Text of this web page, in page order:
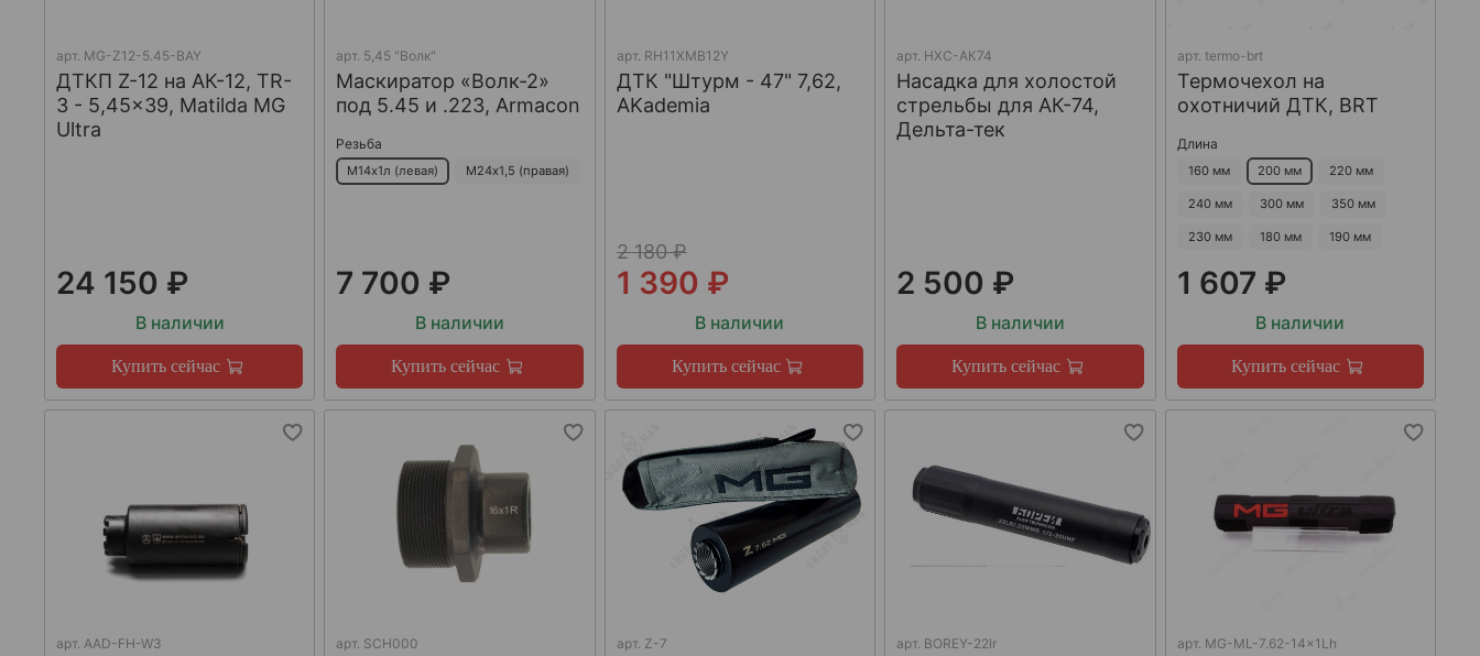
арт. MG-Z12-5.45-BAY
ДТКП Z-12 на АК-12, TR-
3 - 5,45x39, Matilda MG
Ultra
24 150 ₽
В наличии
Купить сейчас
арт. 5,45 "Волк"
Маскиратор «Волк-2»
под 5.45 и .223, Armacon
Резьба
М14х1л (левая) М24х1,5 (правая)
7 700 ₽
В наличии
Купить сейчас
арт. RH11XMB12Y
ДТК "Штурм - 47" 7,62,
AKademia
2 180 ₽
1 390 ₽
В наличии
Купить сейчас
арт. НХС-АК74
Насадка для холостой
стрельбы для АК-74,
Дельта-тек
2 500 ₽
В наличии
Купить сейчас
арт. termo-brt
Термочехол на
охотничий ДТК, BRT
Длина
160 мм 200 мм 220 мм
240 мм 300 мм 350 мм
230 мм 180 мм 190 мм
1 607 ₽
В наличии
Купить сейчас
арт. AAD-FH-W3 арт. SCH000 арт. Z-7 арт. BOREY-22lr арт. MG-ML-7.62-14x1Lh